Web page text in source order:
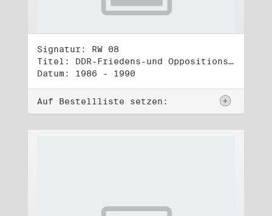
Signatur: RW 08
Titel: DDR-Friedens-und Oppositionsbewegung (1)
Datum: 1986 - 1990
Auf Bestellliste setzen: